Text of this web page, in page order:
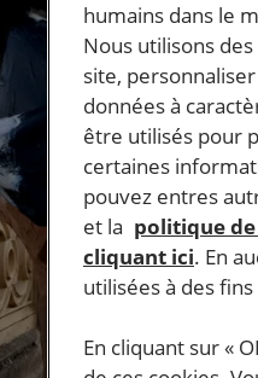
humains dans le
Nous utilisons
site,
données à
être utilisés pour
certaines
pouvez entres
et la politique
cliquant ici. En
utilisées à des
En cliquant sur «